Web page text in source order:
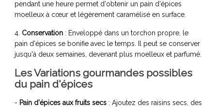
pendant une heure permet d'obtenir un pain d'épices
moelleux à cœur et légèrement caramélisé en surface.
4. Conservation : Enveloppé dans un torchon propre, le
pain d'épices se bonifie avec le temps. Il peut se conserver
jusqu'à deux semaines, devenant plus moelleux et parfumé.
Les Variations gourmandes possibles
du pain d'épices
- Pain d'épices aux fruits secs : Ajoutez des raisins secs, des